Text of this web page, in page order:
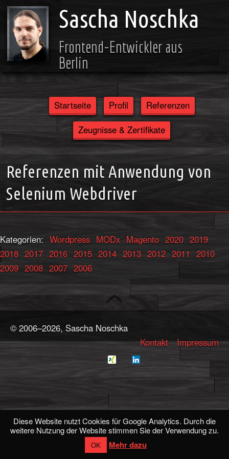
Sascha Noschka
Frontend-Entwickler aus
Berlin
Startseite Profil
Referenzen
Zeugnisse & Zertifikate
Referenzen mit Anwendung von
Selenium Webdriver
Kategorien: Wordpress MODx Magento 2020 2019
2018 2017 2016 2015 2014 2013 2012 2011
2010
2009 2008 2007 2006
© 2006–2026, Sascha Noschka
Kontakt
Impressum
Diese Website nutzt Cookies für Google Analytics. Durch die
weitere Nutzung der Website stimmen Sie der Verwendung zu.
OK Mehr dazu